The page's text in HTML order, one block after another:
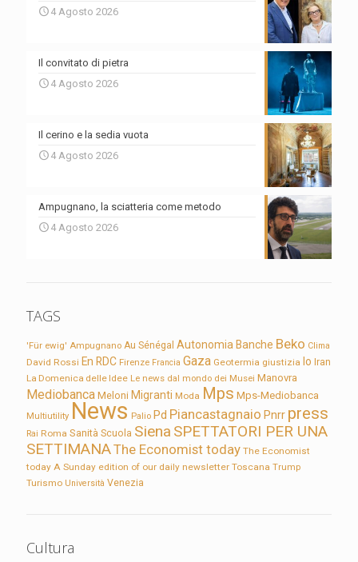
4 Agosto 2026
Il convitato di pietra
4 Agosto 2026
Il cerino e la sedia vuota
4 Agosto 2026
Ampugnano, la sciatteria come metodo
4 Agosto 2026
TAGS
'Für ewig' Ampugnano Au Sénégal Autonomia Banche Beko Clima
David Rossi En RDC Firenze Francia Gaza Geotermia giustizia Io Iran
La Domenica delle Idee Le news dal mondo dei Musei Manovra
Mediobanca Meloni Migranti Moda Mps Mps-Mediobanca
Multiutility News Palio Pd Piancastagnaio Pnrr press
Rai Roma Sanità Scuola Siena SPETTATORI PER UNA
SETTIMANAThe Economist today The Economist
today A Sunday edition of our daily newsletter Toscana Trump
Turismo Università Venezia
Cultura